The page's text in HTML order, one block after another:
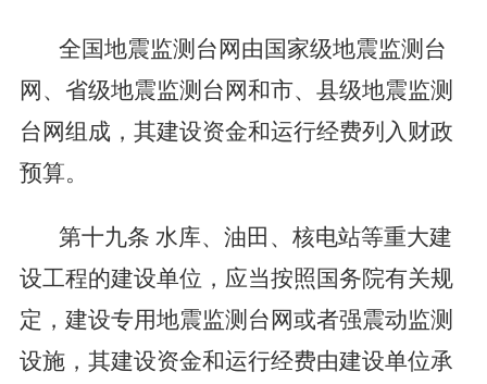
全国地震监测台网由国家级地震监测台
网、省级地震监测台网和市、县级地震监测
台网组成，其建设资金和运行经费列入财政
预算。
第十九条 水库、油田、核电站等重大建
设工程的建设单位，应当按照国务院有关规
定，建设专用地震监测台网或者强震动监测
设施，其建设资金和运行经费由建设单位承